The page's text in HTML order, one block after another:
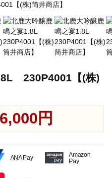
230P4001【(株)
円
ANA Pay
Amazon
Pay